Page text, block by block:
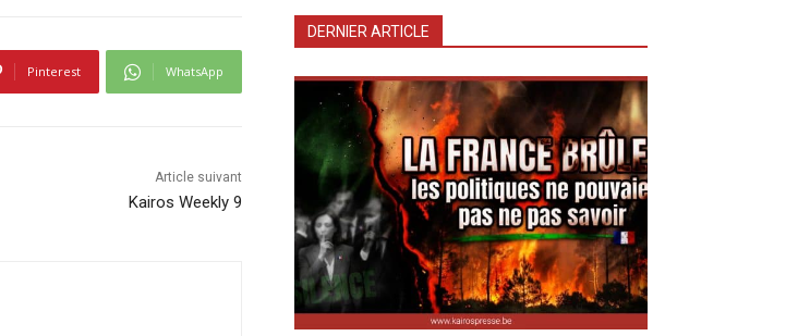
Pinterest WhatsApp
Article suivant
Kairos Weekly 9
DERNIER ARTICLE